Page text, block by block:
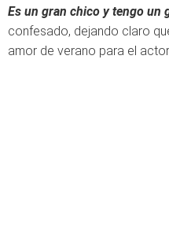
Es un gran chico y tengo un
confesado, dejando claro
amor de verano para el